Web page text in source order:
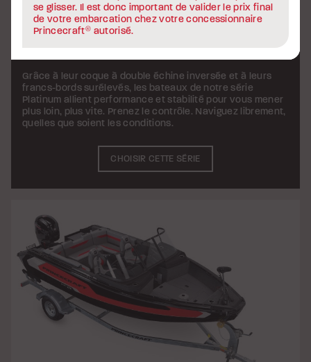
Grâce à leur coque à double échine inversée et à leurs
francs-bords surélevés, les bateaux de notre série
Platinum allient performance et stabilité pour vous mener
plus loin, plus vite. Prenez le contrôle. Naviguez librement,
quelles que soient les conditions.
CHOISIR CETTE SÉRIE